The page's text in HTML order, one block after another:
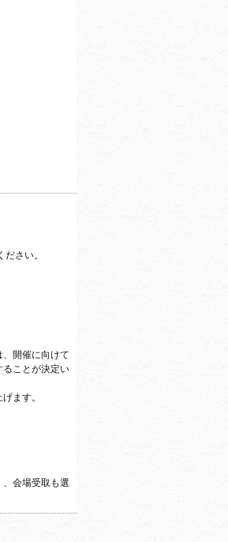
さい。
開催に向けて
ることが決定い
ます。
会場受取も選